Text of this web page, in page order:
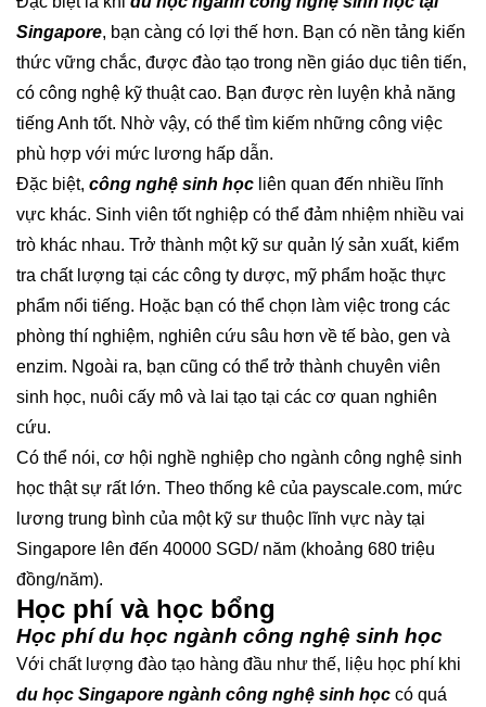
Singapore, bạn càng có lợi thế hơn. Bạn có nền tảng kiến
thức vững chắc, được đào tạo trong nền giáo dục tiên tiến,
có công nghệ kỹ thuật cao. Bạn được rèn luyện khả năng
tiếng Anh tốt. Nhờ vậy, có thể tìm kiếm những công việc
phù hợp với mức lương hấp dẫn.
Đặc biệt, công nghệ sinh học liên quan đến nhiều lĩnh
vực khác. Sinh viên tốt nghiệp có thể đảm nhiệm nhiều vai
trò khác nhau. Trở thành một kỹ sư quản lý sản xuất, kiểm
tra chất lượng tại các công ty dược, mỹ phẩm hoặc thực
phẩm nổi tiếng. Hoặc bạn có thể chọn làm việc trong các
phòng thí nghiệm, nghiên cứu sâu hơn về tế bào, gen và
enzim. Ngoài ra, bạn cũng có thể trở thành chuyên viên
sinh học, nuôi cấy mô và lai tạo tại các cơ quan nghiên
cứu.
Có thể nói, cơ hội nghề nghiệp cho ngành công nghệ sinh
học thật sự rất lớn. Theo thống kê của payscale.com, mức
lương trung bình của một kỹ sư thuộc lĩnh vực này tại
Singapore lên đến 40000 SGD/ năm (khoảng 680 triệu
đồng/năm).
Học phí và học bổng
Học phí du học ngành công nghệ sinh học
Với chất lượng đào tạo hàng đầu như thế, liệu học phí khi
du học Singapore ngành công nghệ sinh học có quá